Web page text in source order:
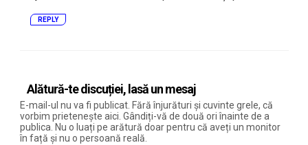
REPLY
Alătură-te discuției, lasă un mesaj
E-mail-ul nu va fi publicat. Fără înjurături și cuvinte grele, că
vorbim prietenește aici. Gândiți-vă de două ori înainte de a
publica. Nu o luați pe arătură doar pentru că aveți un monitor
în față și nu o persoană reală.